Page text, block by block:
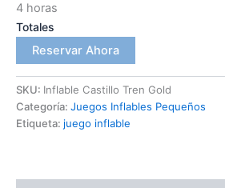
4 horas
Totales
Reservar Ahora
SKU: Inflable Castillo Tren Gold
Categoría: Juegos Inflables Pequeños
Etiqueta: juego inflable